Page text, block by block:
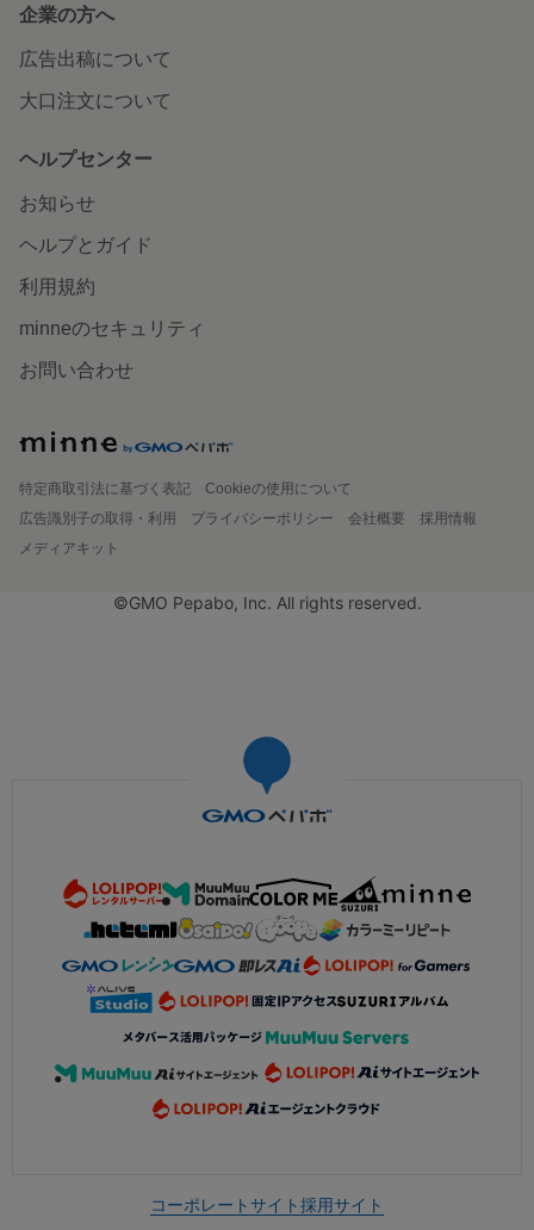
企業の方へ
広告出稿について
大口注文について
ヘルプセンター
お知らせ
ヘルプとガイド
利用規約
minneのセキュリティ
お問い合わせ
特定商取引法に基づく表記
Cookieの使用について
広告識別子の取得・利用
プライバシーポリシー 会社概要
採用情報
メディアキット
©GMO Pepabo, Inc. All rights reserved.
コーポレートサイト採用サイト